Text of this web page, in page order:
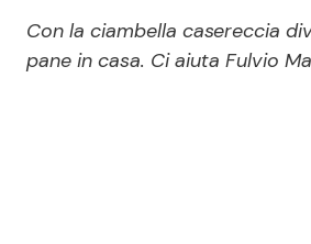
Politica
Con la ciambella casereccia
pane in casa. Ci aiuta Fulvio